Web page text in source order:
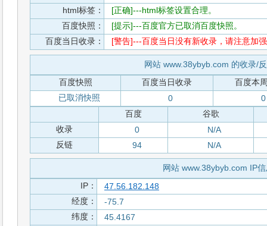
html标签：
[正确]---html标签设置合理。
百度快照：
[提示]---百度官方已取消百度快照。
百度当日收录：
[警告]---百度当日没有新收录，请注意加
网站 www.38ybyb.com 的收录/
百度快照
百度当日收录
百度本
已取消快照
0
0
百度
谷歌
收录
0
N/A
反链
94 N/A
网站 www.38ybyb.com IP
IP：
47.56.182.148
经度：
-75.7
纬度：
45.4167